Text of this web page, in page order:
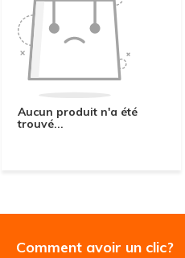
Aucun produit n'a été
trouvé...
Comment avoir un clic?